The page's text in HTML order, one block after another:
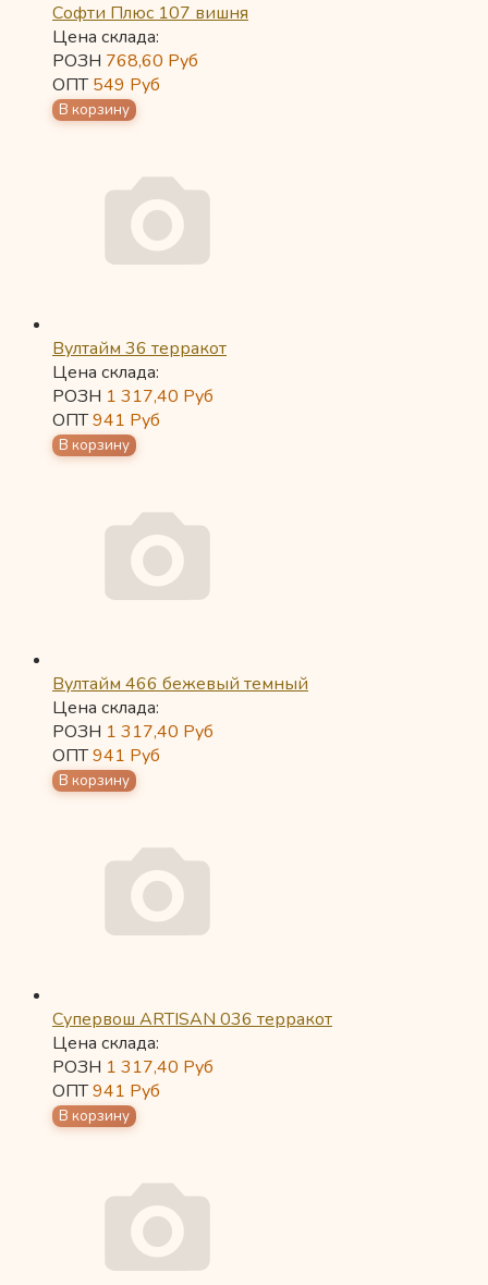
Софти Плюс 107 вишня
Цена склада:
РОЗН 768,60 Руб
ОПТ549 Руб
Вултайм 36 терракот
Цена склада:
РОЗН 1 317,40 Руб
ОПТ941 Руб
Вултайм 466 бежевый темный
Цена склада:
РОЗН 1 317,40 Руб
ОПТ941 Руб
Супервош ARTISAN 036 терракот
Цена склада:
РОЗН 1 317,40 Руб
ОПТ941 Руб